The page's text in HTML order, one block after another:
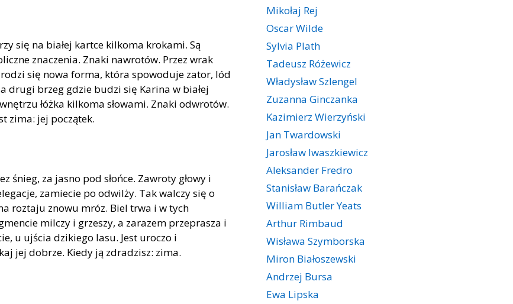
się na białej kartce kilkoma krokami. Są
znaczenia. Znaki nawrotów. Przez wrak
się nowa forma, która spowoduje zator, lód
drugi brzeg gdzie budzi się Karina w białej
łóżka kilkoma słowami. Znaki odwrotów.
zima: jej początek.
śnieg, za jasno pod słońce. Zawroty głowy i
zamiecie po odwilży. Tak walczy się o
roztaju znowu mróz. Biel trwa i w tych
milczy i grzeszy, a zarazem przeprasza i
u ujścia dzikiego lasu. Jest uroczo i
jej dobrze. Kiedy ją zdradzisz: zima.
Mikołaj Rej
Oscar Wilde
Sylvia Plath
Tadeusz Różewicz
Władysław Szlengel
Zuzanna Ginczanka
Kazimierz Wierzyński
Jan Twardowski
Jarosław Iwaszkiewicz
Aleksander Fredro
Stanisław Barańczak
William Butler Yeats
Arthur Rimbaud
Wisława Szymborska
Miron Białoszewski
Andrzej Bursa
Ewa Lipska